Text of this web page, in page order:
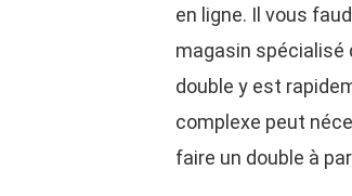
en ligne. Il vous
magasin spécialisé
double y est
complexe peut
faire un double à